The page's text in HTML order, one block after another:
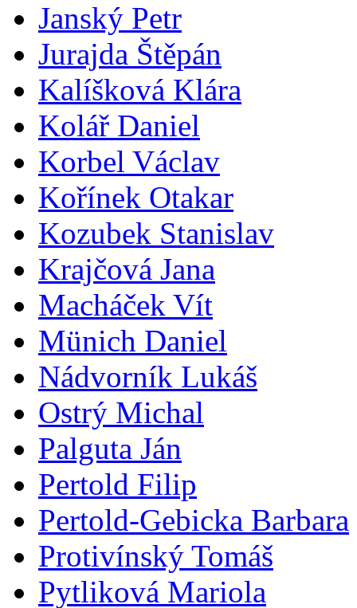
Janský Petr
Jurajda Štěpán
Kalíšková Klára
Kolář Daniel
Korbel Václav
Kořínek Otakar
Kozubek Stanislav
Krajčová Jana
Macháček Vít
Münich Daniel
Nádvorník Lukáš
Ostrý Michal
Palguta Ján
Pertold Filip
Pertold-Gebicka Barbara
Protivínský Tomáš
Pytliková Mariola